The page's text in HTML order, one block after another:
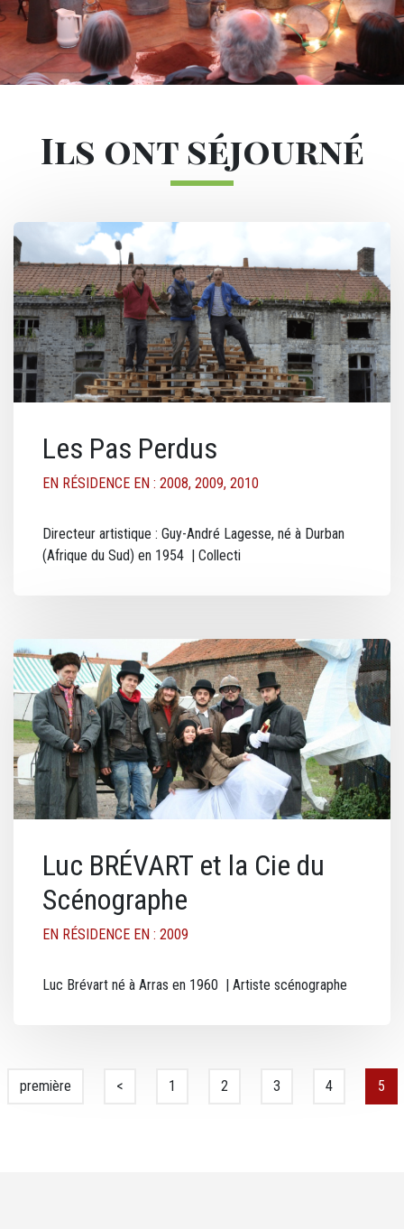
Ils ont séjourné
Image
Les Pas Perdus
EN RÉSIDENCE EN : 2008, 2009, 2010
Directeur artistique : Guy-André Lagesse, né à Durban
(Afrique du Sud) en 1954 | Collecti
Image
Luc BRÉVART et la Cie du
Scénographe
EN RÉSIDENCE EN : 2009
Luc Brévart né à Arras en 1960 | Artiste scénographe
Pagination
Première page
première Page précédente
< Page
1 Page
2 Page
3 Page
4 5